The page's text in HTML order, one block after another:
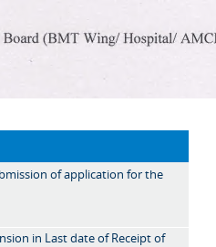
of application for the
in Last date of Receipt of